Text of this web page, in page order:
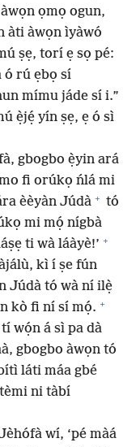
ọmọ ogun,
àti àwọn ìyàwó
ṣẹ, torí ẹ sọ pé:
ó rú ẹbọ sí
mímu jáde sí i.”
ẹ̀jẹ́ yín ṣẹ, ẹ ó sì
gbogbo ẹ̀yin ará
fi orúkọ ńlá mi
èèyàn Júdà + tó
mi mọ́ nígbà
ti wà láàyè!’ +
kì í ṣe fún
Júdà tó wà ní ilẹ̀
kò fi ní sí mọ́. +
wọ́n á sì pa dà
gbogbo àwọn tó
láti máa gbé
ni tàbí
wí, ‘pé màá